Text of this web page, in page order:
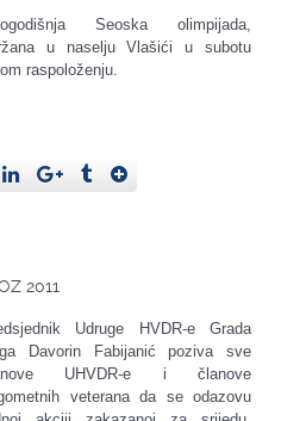
Seoska olimpijada,
u naselju Vlašići u subotu
raspoloženju.
2011
Udruge HVDR-e Grada
Davorin Fabijanić poziva sve
UHVDR-e i članove
veterana da se odazovu